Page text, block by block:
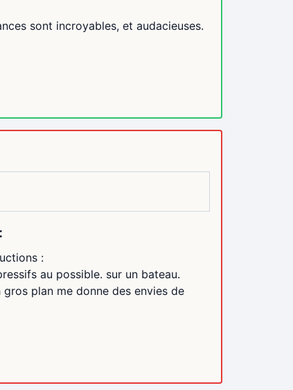
sont incroyables, et audacieuses.
:
au possible. sur un bateau.
plan me donne des envies de